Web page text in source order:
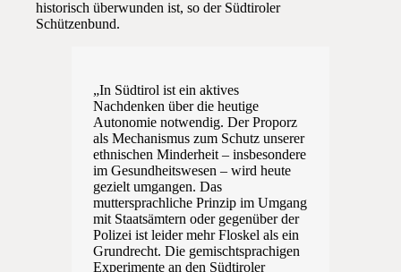
historisch überwunden ist, so der Südtiroler
Schützenbund.
„In Südtirol ist ein aktives
Nachdenken über die heutige
Autonomie notwendig. Der Proporz
als Mechanismus zum Schutz unserer
ethnischen Minderheit – insbesondere
im Gesundheitswesen – wird heute
gezielt umgangen. Das
muttersprachliche Prinzip im Umgang
mit Staatsämtern oder gegenüber der
Polizei ist leider mehr Floskel als ein
Grundrecht. Die gemischtsprachigen
Experimente an den Südtiroler